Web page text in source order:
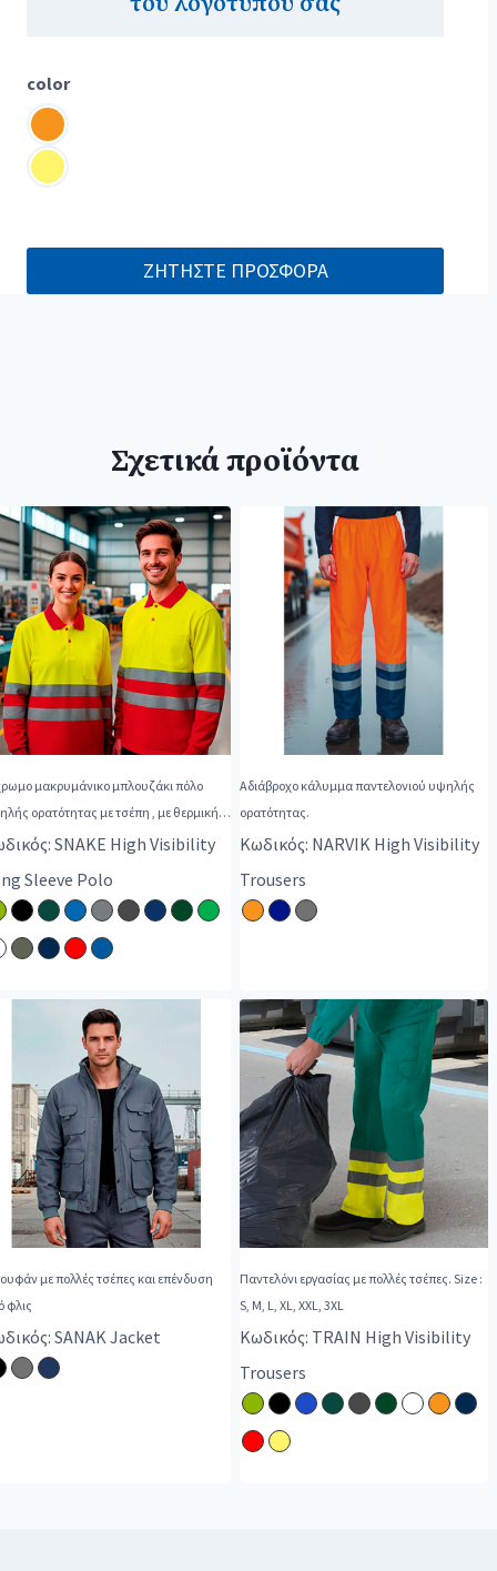
color
ΖΗΤΗΣΤΕ ΠΡΟΣΦΟΡΑ
Σχετικά προϊόντα
μακρυμάνικο μπλουζάκι πόλο
ορατότητας με τσέπη , με θερμική
SNAKE High Visibility
Sleeve Polo
Αδιάβροχο κάλυμμα παντελονιού υψηλής
ορατότητας.
Κωδικός: NARVIK High Visibility
Trousers
με πολλές τσέπες και επένδυση
φλις
SANAK Jacket
Παντελόνι εργασίας με πολλές τσέπες. Size :
S, M, L, XL, XXL, 3XL
Κωδικός: TRAIN High Visibility
Trousers